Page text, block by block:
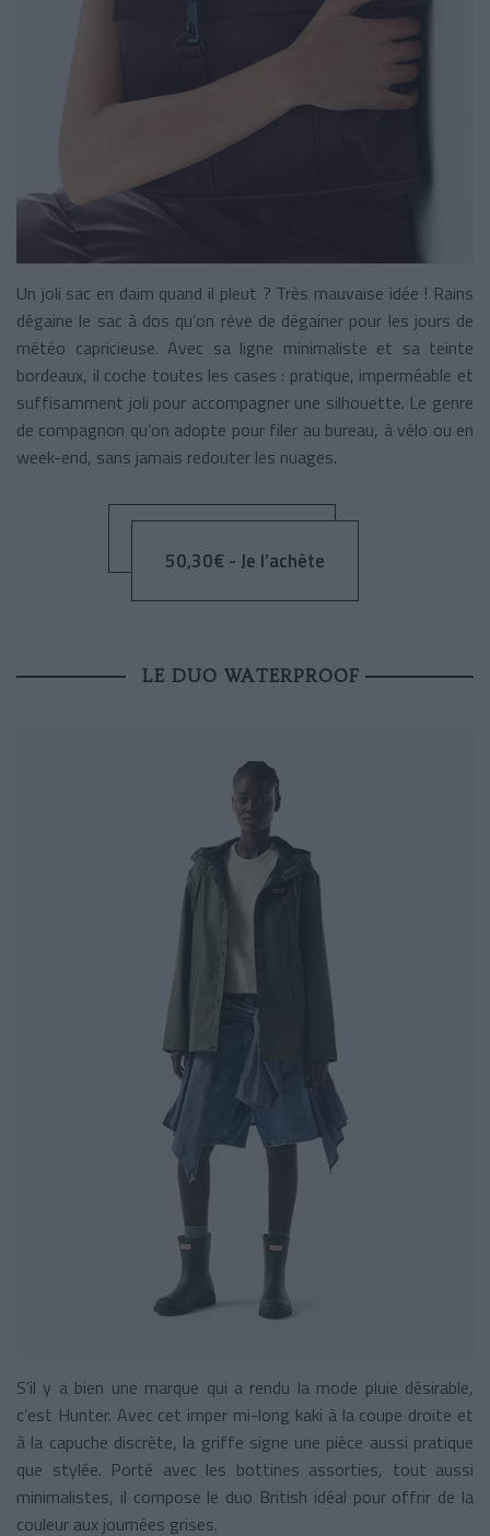
Un joli sac en daim quand il pleut ? Très mauvaise idée ! Rains
dégaine le sac à dos qu’on rêve de dégainer pour les jours de
météo capricieuse. Avec sa ligne minimaliste et sa teinte
bordeaux, il coche toutes les cases : pratique, imperméable et
suffisamment joli pour accompagner une silhouette. Le genre
de compagnon qu’on adopte pour filer au bureau, à vélo ou en
week-end, sans jamais redouter les nuages.
50,30€ - Je l’achète
LE DUO WATERPROOF
S’il y a bien une marque qui a rendu la mode pluie désirable,
c’est Hunter. Avec cet imper mi-long kaki à la coupe droite et
à la capuche discrète, la griffe signe une pièce aussi pratique
que stylée. Porté avec les bottines assorties, tout aussi
minimalistes, il compose le duo British idéal pour offrir de la
couleur aux journées grises.